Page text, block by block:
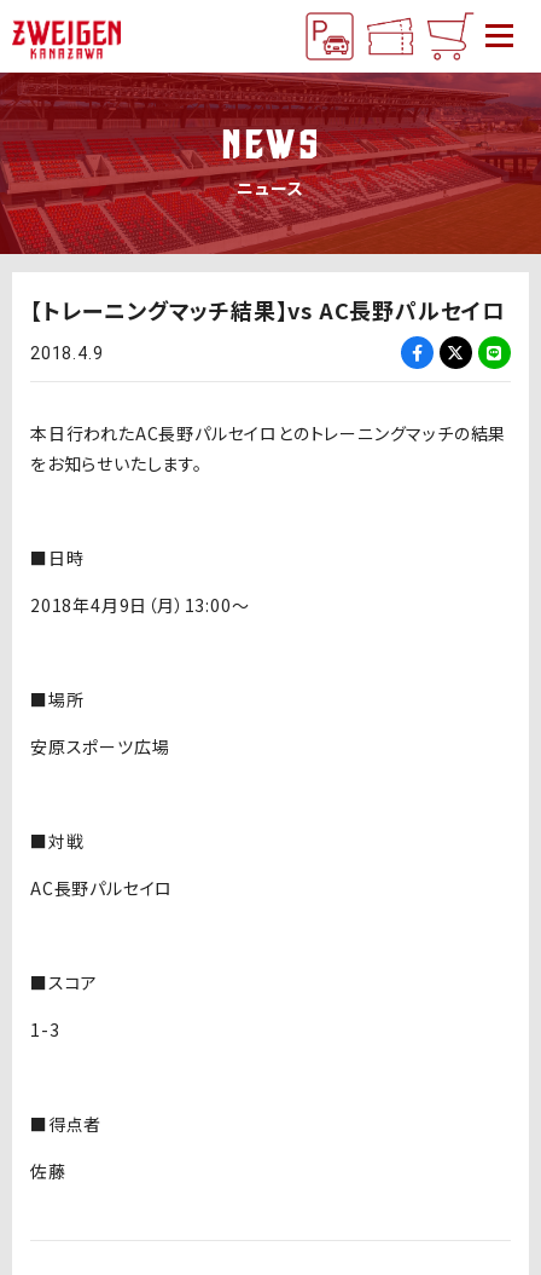
NEWS
ニュース
【トレーニングマッチ結果】vs AC長野パルセイロ
2018.4.9
本日行われたAC長野パルセイロとのトレーニングマッチの結果
をお知らせいたします。
■日時
2018年4月9日（月）13:00〜
■場所
安原スポーツ広場
■対戦
AC長野パルセイロ
■スコア
1-3
■得点者
佐藤